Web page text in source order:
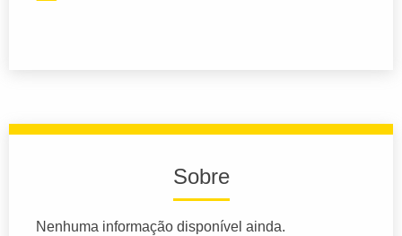
Sobre
Nenhuma informação disponível ainda.